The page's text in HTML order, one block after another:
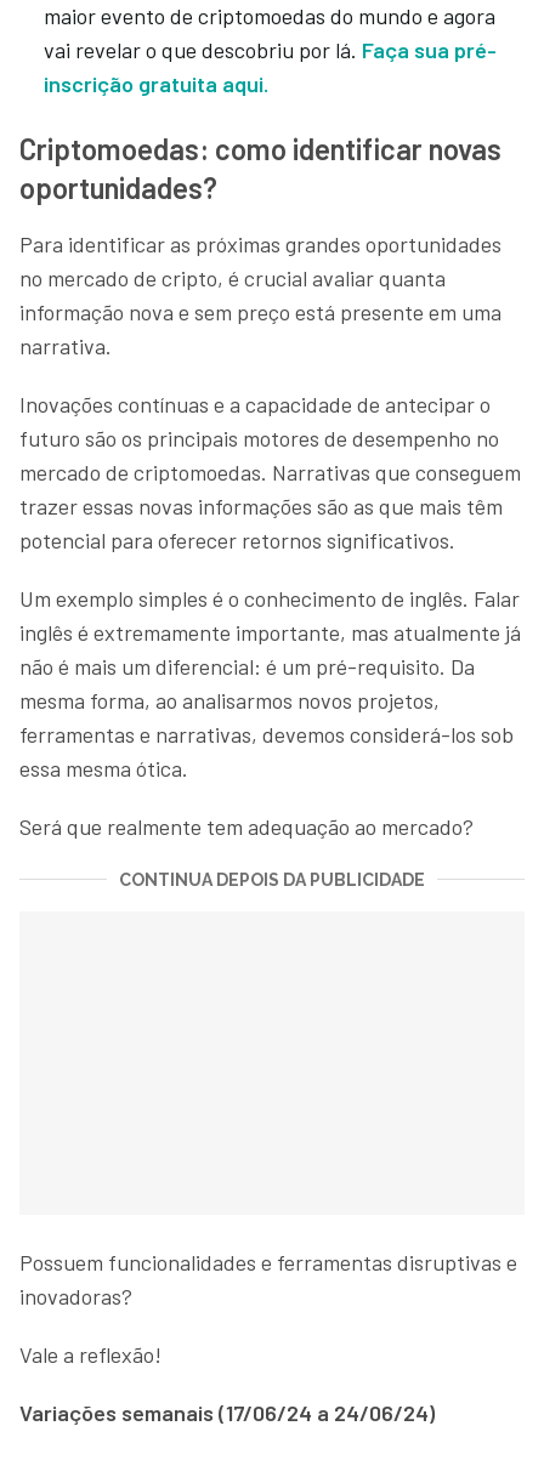
maior evento de criptomoedas do mundo e agora
vai revelar o que descobriu por lá. Faça sua pré-
inscrição gratuita aqui.
Criptomoedas: como identificar novas
oportunidades?
Para identificar as próximas grandes oportunidades
no mercado de cripto, é crucial avaliar quanta
informação nova e sem preço está presente em uma
narrativa.
Inovações contínuas e a capacidade de antecipar o
futuro são os principais motores de desempenho no
mercado de criptomoedas. Narrativas que conseguem
trazer essas novas informações são as que mais têm
potencial para oferecer retornos significativos.
Um exemplo simples é o conhecimento de inglês. Falar
inglês é extremamente importante, mas atualmente já
não é mais um diferencial: é um pré-requisito. Da
mesma forma, ao analisarmos novos projetos,
ferramentas e narrativas, devemos considerá-los sob
essa mesma ótica.
Será que realmente tem adequação ao mercado?
CONTINUA DEPOIS DA PUBLICIDADE
Possuem funcionalidades e ferramentas disruptivas e
inovadoras?
Vale a reflexão!
Variações semanais (17/06/24 a 24/06/24)